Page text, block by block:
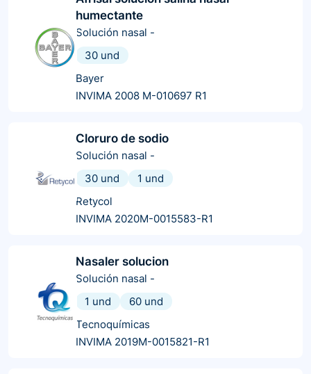
humectante
Solución nasal -
30 und
Bayer
INVIMA 2008 M-010697 R1
Cloruro de sodio
Solución nasal -
30 und
1 und
Retycol
INVIMA 2020M-0015583-R1
Nasaler solucion
Solución nasal -
1 und
60 und
Tecnoquímicas
INVIMA 2019M-0015821-R1